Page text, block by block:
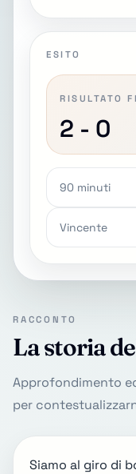
ESITO
RISULTATO
2 - 0
90 minuti
Vincente
RACCONTO
La storia
Approfondimento
per
Siamo al giro di